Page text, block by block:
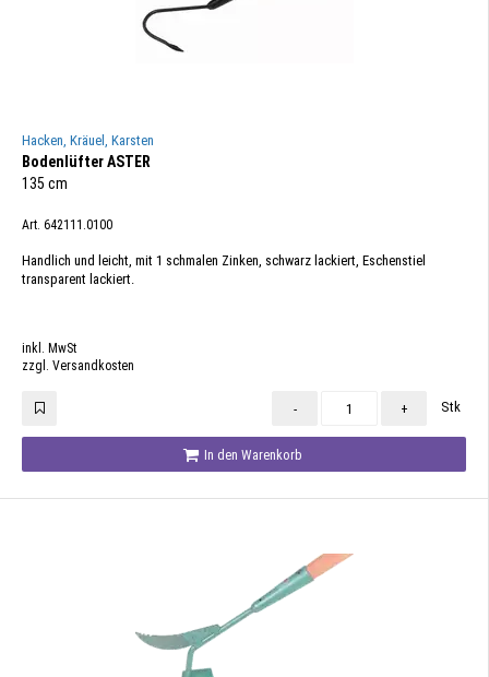
Hacken, Kräuel, Karsten
Bodenlüfter ASTER
135 cm
Art. 642111.0100
Handlich und leicht, mit 1 schmalen Zinken, schwarz lackiert, Eschenstiel
transparent lackiert.
inkl. MwSt
zzgl. Versandkosten
- + Stk
In den Warenkorb